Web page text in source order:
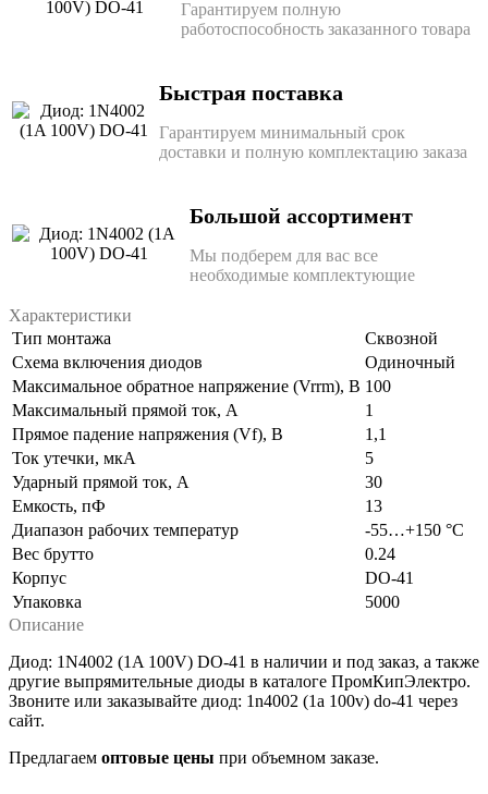
Гарантируем полную
работоспособность заказанного товара
Быстрая поставка
Гарантируем минимальный срок
доставки и полную комплектацию заказа
Большой ассортимент
Мы подберем для вас все
необходимые комплектующие
Характеристики
Тип монтажа
Сквозной
Схема включения диодов
Одиночный
Максимальное обратное напряжение (Vrrm), В 100
Максимальный прямой ток, А
1
Прямое падение напряжения (Vf), В
1,1
Ток утечки, мкА
5
Ударный прямой ток, А
30
Емкость, пФ
13
Диапазон рабочих температур
-55…+150 °С
Вес брутто
0.24
Корпус
DO-41
Упаковка
5000
Описание
Диод: 1N4002 (1A 100V) DO-41 в наличии и под заказ, а также
другие выпрямительные диоды в каталоге ПромКипЭлектро.
Звоните или заказывайте диод: 1n4002 (1a 100v) do-41 через
сайт.
Предлагаем оптовые цены при объемном заказе.